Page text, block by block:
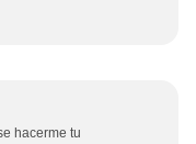
hacerme tu